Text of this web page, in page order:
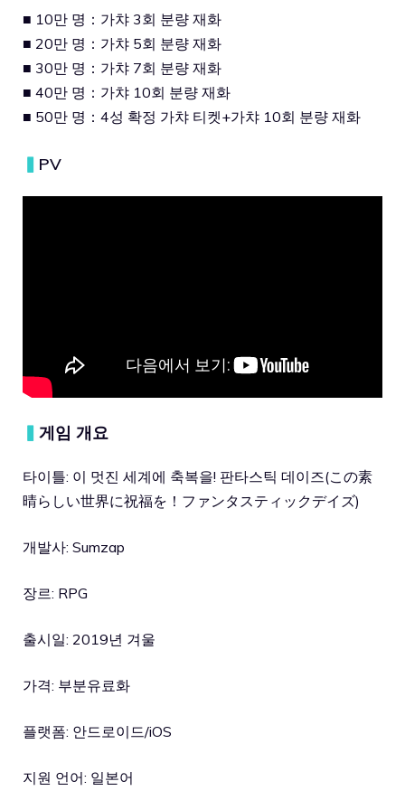
■ 10만 명：가챠 3회 분량 재화
■ 20만 명：가챠 5회 분량 재화
■ 30만 명：가챠 7회 분량 재화
■ 40만 명：가챠 10회 분량 재화
■ 50만 명：4성 확정 가챠 티켓+가챠 10회 분량 재화
▍ PV
▍ 게임 개요
타이틀: 이 멋진 세계에 축복을! 판타스틱 데이즈(この素
晴らしい世界に祝福を！ファンタスティックデイズ)
개발사: Sumzap
장르: RPG
출시일: 2019년 겨울
가격: 부분유료화
플랫폼: 안드로이드/iOS
지원 언어: 일본어